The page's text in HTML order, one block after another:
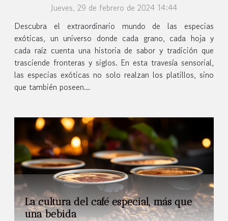
Jueves, 29 de febrero de 2024 14:44
Descubra el extraordinario mundo de las especias
exóticas, un universo donde cada grano, cada hoja y
cada raíz cuenta una historia de sabor y tradición que
trasciende fronteras y siglos. En esta travesía sensorial,
las especias exóticas no solo realzan los platillos, sino
que también poseen...
La cultura del café especial, más que
una bebida